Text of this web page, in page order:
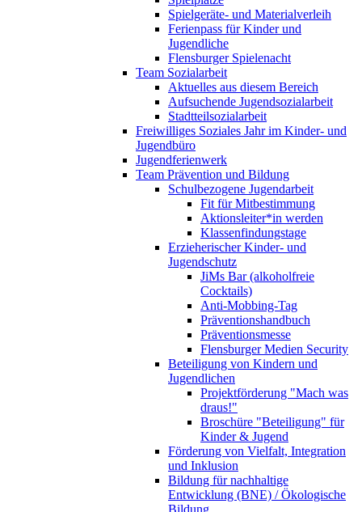
Spielgeräte- und Materialverleih
Ferienpass für Kinder und
Jugendliche
Flensburger Spielenacht
Team Sozialarbeit
Aktuelles aus diesem Bereich
Aufsuchende Jugendsozialarbeit
Stadtteilsozialarbeit
Freiwilliges Soziales Jahr im Kinder- und
Jugendbüro
Jugendferienwerk
Team Prävention und Bildung
Schulbezogene Jugendarbeit
Fit für Mitbestimmung
Aktionsleiter*in werden
Klassenfindungstage
Erzieherischer Kinder- und
Jugendschutz
JiMs Bar (alkoholfreie
Cocktails)
Anti-Mobbing-Tag
Präventionshandbuch
Präventionsmesse
Flensburger Medien Security
Beteiligung von Kindern und
Jugendlichen
Projektförderung "Mach was
draus!"
Broschüre "Beteiligung" für
Kinder & Jugend
Förderung von Vielfalt, Integration
und Inklusion
Bildung für nachhaltige
Entwicklung (BNE) / Ökologische
Bildung